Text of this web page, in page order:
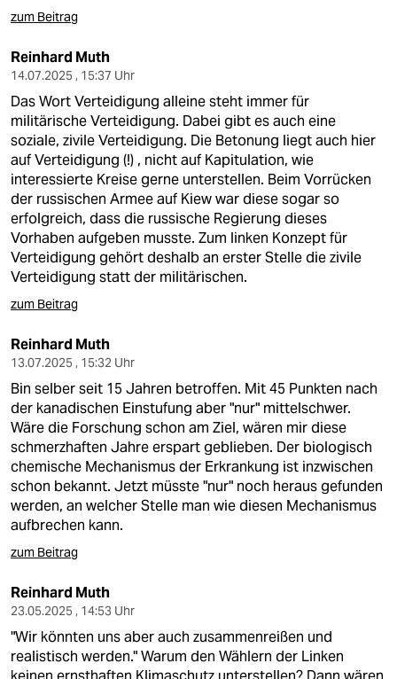
zum Beitrag
Reinhard Muth
14.07.2025 , 15:37 Uhr
Das Wort Verteidigung alleine steht immer für
militärische Verteidigung. Dabei gibt es auch eine
soziale, zivile Verteidigung. Die Betonung liegt auch hier
auf Verteidigung (!) , nicht auf Kapitulation, wie
interessierte Kreise gerne unterstellen. Beim Vorrücken
der russischen Armee auf Kiew war diese sogar so
erfolgreich, dass die russische Regierung dieses
Vorhaben aufgeben musste. Zum linken Konzept für
Verteidigung gehört deshalb an erster Stelle die zivile
Verteidigung statt der militärischen.
zum Beitrag
Reinhard Muth
13.07.2025 , 15:32 Uhr
Bin selber seit 15 Jahren betroffen. Mit 45 Punkten nach
der kanadischen Einstufung aber "nur" mittelschwer.
Wäre die Forschung schon am Ziel, wären mir diese
schmerzhaften Jahre erspart geblieben. Der biologisch
chemische Mechanismus der Erkrankung ist inzwischen
schon bekannt. Jetzt müsste "nur" noch heraus gefunden
werden, an welcher Stelle man wie diesen Mechanismus
aufbrechen kann.
zum Beitrag
Reinhard Muth
23.05.2025 , 14:53 Uhr
"Wir könnten uns aber auch zusammenreißen und
realistisch werden." Warum den Wählern der Linken